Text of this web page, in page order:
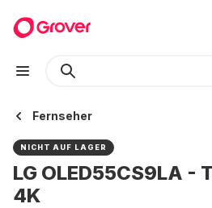
Fernseher
NICHT AUF LAGER
LG OLED55CS9LA -
4K